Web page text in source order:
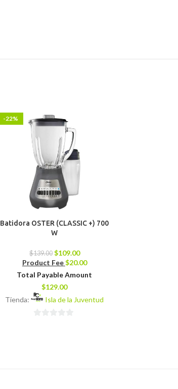
-22%
Batidora OSTER (CLASSIC +) 700
W
$139.00 $109.00
Product Fee$20.00
Total Payable Amount
$129.00
Tienda:
Isla de la Juventud